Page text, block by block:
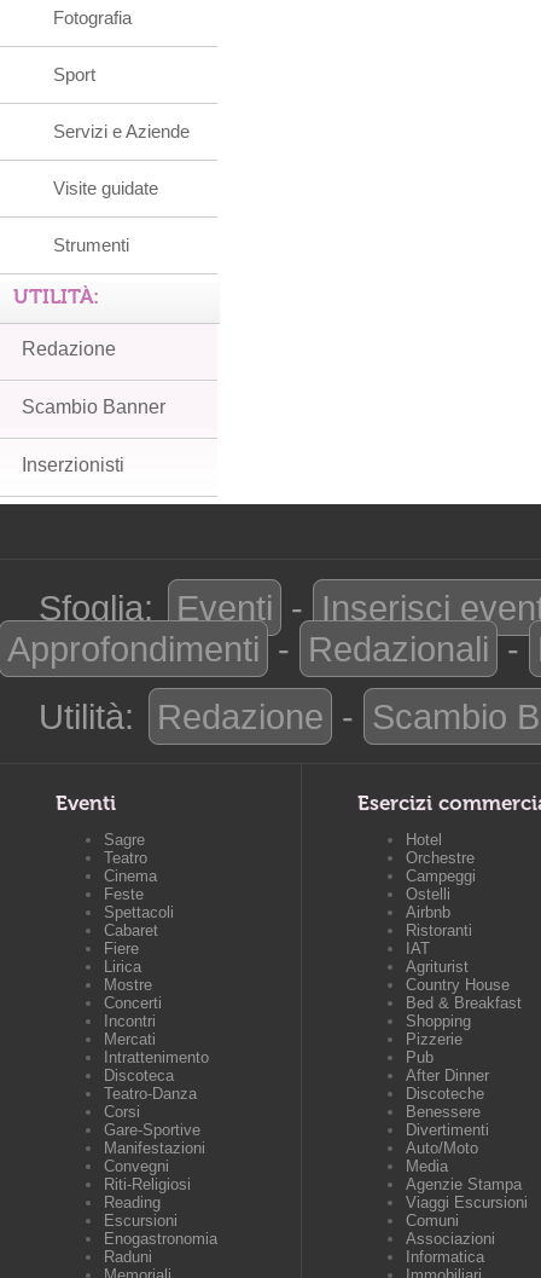
Fotografia
Sport
Servizi e Aziende
Visite guidate
Strumenti
UTILITÀ:
Redazione
Scambio Banner
Inserzionisti
Sfoglia: Eventi - Inserisci
Approfondimenti - Redazionali -
Utilità:
Redazione - Scambio
Eventi
Sagre
Teatro
Cinema
Feste
Spettacoli
Cabaret
Fiere
Lirica
Mostre
Concerti
Incontri
Mercati
Intrattenimento
Discoteca
Teatro-Danza
Corsi
Gare-Sportive
Manifestazioni
Convegni
Riti-Religiosi
Reading
Escursioni
Enogastronomia
Raduni
Esercizi
Hotel
Orchestre
Campeggi
Ostelli
Airbnb
Ristoranti
IAT
Agriturist
Country House
Bed & Breakfast
Shopping
Pizzerie
Pub
After Dinner
Discoteche
Benessere
Divertimenti
Auto/Moto
Media
Agenzie Stampa
Viaggi Escursioni
Comuni
Associazioni
Informatica